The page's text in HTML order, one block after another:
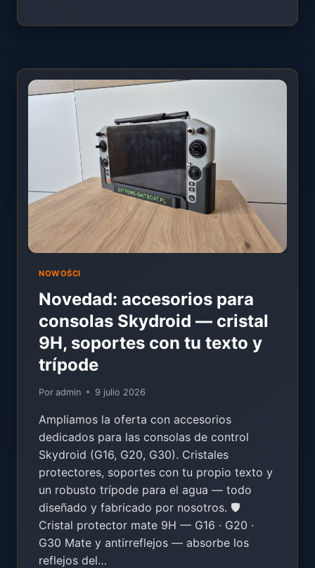
UNIDADES
+
18/07
10/08
NOWOŚCI
Novedad: accesorios para
consolas Skydroid — cristal
9H, soportes con tu texto y
trípode
Por admin 9 julio 2026
Ampliamos la oferta con accesorios
dedicados para las consolas de control
Skydroid (G16, G20, G30). Cristales
protectores, soportes con tu propio texto y
un robusto trípode para el agua — todo
diseñado y fabricado por nosotros. 🛡️
Cristal protector mate 9H — G16 · G20 ·
G30 Mate y antirreflejos — absorbe los
reflejos del…